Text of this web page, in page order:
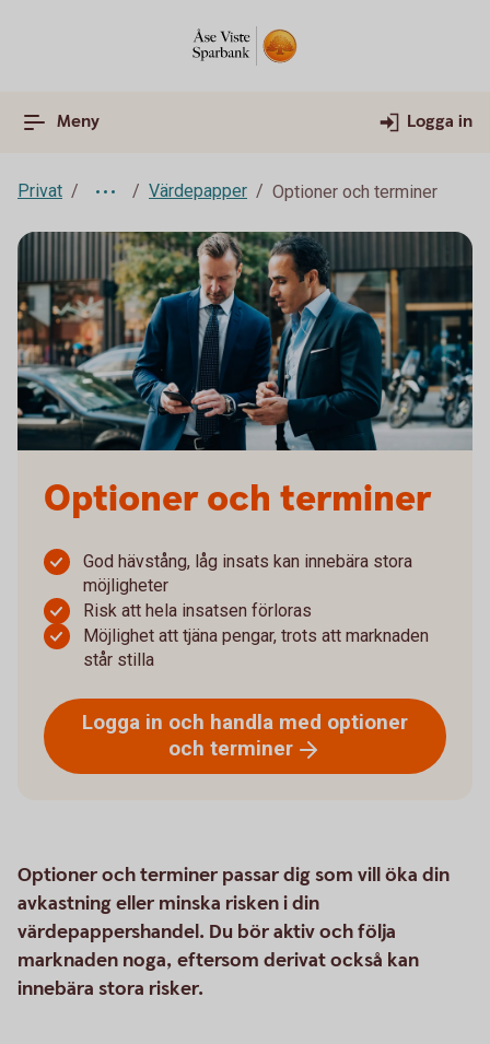
Meny Logga in
Privat Värdepapper Optioner och terminer
Optioner och terminer
God hävstång, låg insats kan innebära stora
möjligheter
Risk att hela insatsen förloras
Möjlighet att tjäna pengar, trots att marknaden
står stilla
Logga in och handla med optioner
och terminer
Optioner och terminer passar dig som vill öka din
avkastning eller minska risken i din
värdepappershandel. Du bör aktiv och följa
marknaden noga, eftersom derivat också kan
innebära stora risker.